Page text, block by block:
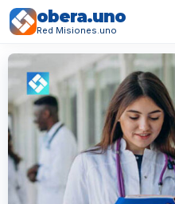
obera.uno
Red Misiones.uno